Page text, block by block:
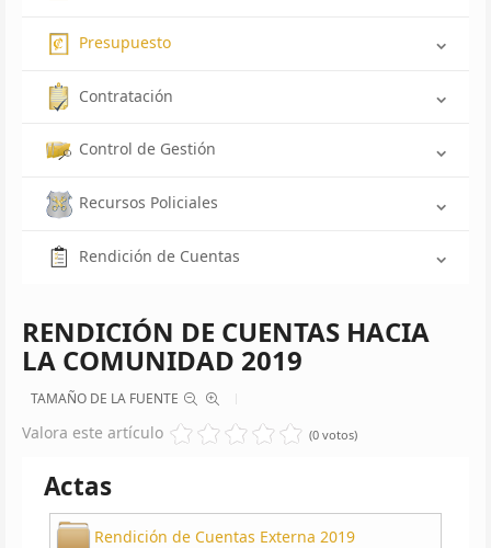
Presupuesto
Contratación
Control de Gestión
Recursos Policiales
Rendición de Cuentas
RENDICIÓN DE CUENTAS HACIA
LA COMUNIDAD 2019
TAMAÑO DE LA FUENTE
Valora este artículo (0 votos)
Actas
Rendición de Cuentas Externa 2019